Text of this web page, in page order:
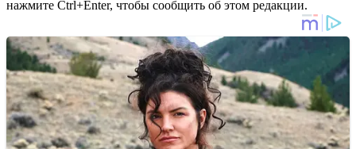
нажмите Ctrl+Enter, чтобы сообщить об этом редакции.